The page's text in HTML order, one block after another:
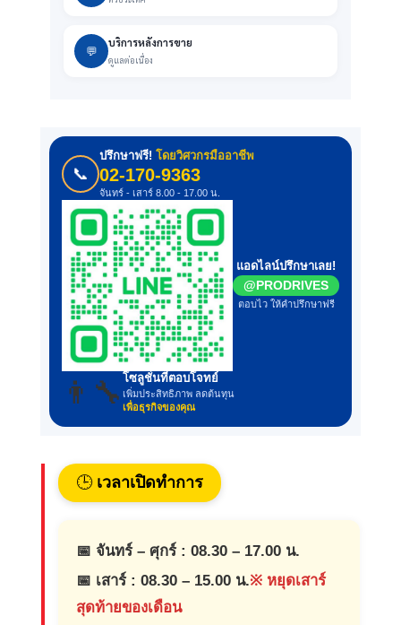
💬
บริการหลังการขาย
ดูแลต่อเนื่อง
📞
ปรึกษาฟรี! โดยวิศวกรมืออาชีพ
02-170-9363
จันทร์ - เสาร์ 8.00 - 17.00 น.
แอดไลน์ปรึกษาเลย!
@PRODRIVES
ตอบไว ให้คำปรึกษาฟรี
👨‍🔧 โซลูชั่นที่ตอบโจทย์
เพิ่มประสิทธิภาพ ลดต้นทุน
เพื่อธุรกิจของคุณ
🕒เวลาเปิดทำการ
📅 จันทร์ – ศุกร์ : 08.30 – 17.00 น.
📅 เสาร์ : 08.30 – 15.00 น.※ หยุดเสาร์
สุดท้ายของเดือน